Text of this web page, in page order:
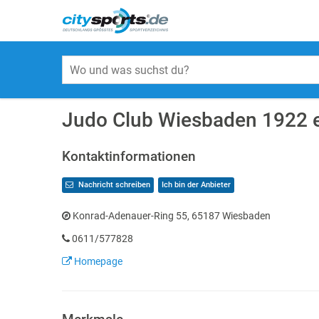
Judo Club Wiesbaden 1922
Kontaktinformationen
Nachricht schreiben Ich bin der Anbieter
Konrad-Adenauer-Ring 55, 65187 Wiesbaden
0611/577828
Homepage